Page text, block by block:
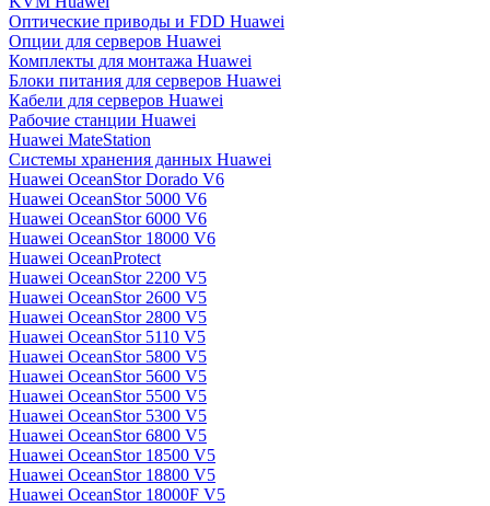
Оптические приводы и FDD Huawei
Опции для серверов Huawei
Комплекты для монтажа Huawei
Блоки питания для серверов Huawei
Кабели для серверов Huawei
Рабочие станции Huawei
Huawei MateStation
Системы хранения данных Huawei
Huawei OceanStor Dorado V6
Huawei OceanStor 5000 V6
Huawei OceanStor 6000 V6
Huawei OceanStor 18000 V6
Huawei OceanProtect
Huawei OceanStor 2200 V5
Huawei OceanStor 2600 V5
Huawei OceanStor 2800 V5
Huawei OceanStor 5110 V5
Huawei OceanStor 5800 V5
Huawei OceanStor 5600 V5
Huawei OceanStor 5500 V5
Huawei OceanStor 5300 V5
Huawei OceanStor 6800 V5
Huawei OceanStor 18500 V5
Huawei OceanStor 18800 V5
Huawei OceanStor 18000F V5